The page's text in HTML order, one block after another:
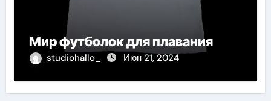
Мир футболок для плавания
studiohallo_ Июн 21, 2024